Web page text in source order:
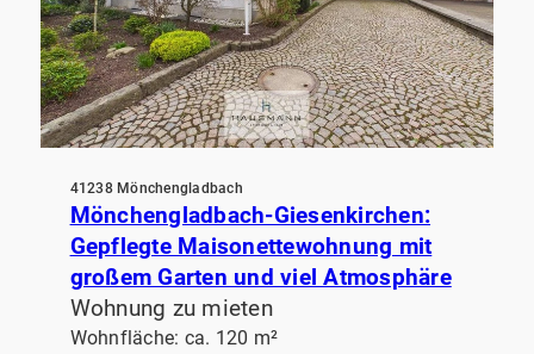
41238 Mönchengladbach
Mönchengladbach-Giesenkirchen:
Gepflegte Maisonettewohnung mit
großem Garten und viel Atmosphäre
Wohnung zu mieten
Wohnfläche: ca. 120 m²